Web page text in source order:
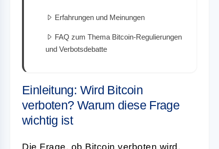
Erfahrungen und Meinungen
FAQ zum Thema Bitcoin-Regulierungen
und Verbotsdebatte
Einleitung: Wird Bitcoin
verboten? Warum diese Frage
wichtig ist
Die Frage, ob Bitcoin verboten wird,